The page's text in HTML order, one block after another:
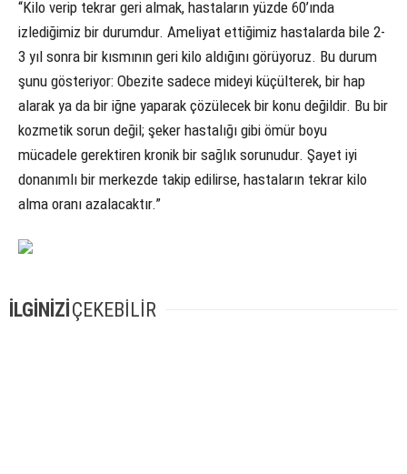
“Kilo verip tekrar geri almak, hastaların yüzde 60’ında
izlediğimiz bir durumdur. Ameliyat ettiğimiz hastalarda bile 2-
3 yıl sonra bir kısmının geri kilo aldığını görüyoruz. Bu durum
şunu gösteriyor: Obezite sadece mideyi küçülterek, bir hap
alarak ya da bir iğne yaparak çözülecek bir konu değildir. Bu bir
kozmetik sorun değil; şeker hastalığı gibi ömür boyu
mücadele gerektiren kronik bir sağlık sorunudur. Şayet iyi
donanımlı bir merkezde takip edilirse, hastaların tekrar kilo
alma oranı azalacaktır.”
İLGİNİZİÇEKEBİLİR